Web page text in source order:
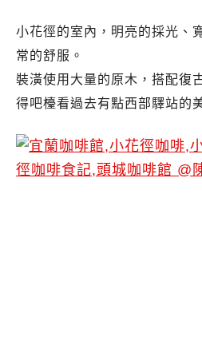
小花徑的室內，明亮的採光、
常的舒服。
裝潢使用大量的原木，搭配復
得吧檯看過去有點西部驛站的